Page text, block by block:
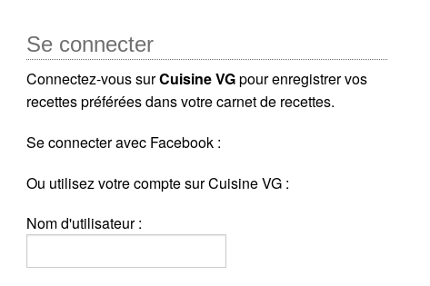
Se connecter
Connectez-vous surCuisine VGpour enregistrer vos
recettes préférées dans votre carnet de recettes.
Se connecter avec Facebook :
Ou utilisez votre compte sur Cuisine VG :
Nom d'utilisateur :